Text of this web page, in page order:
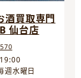
酒買取専門
仙台店
週水曜日